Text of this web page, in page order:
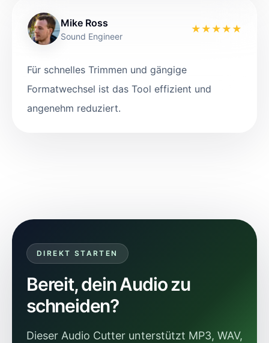
Mike Ross
Sound Engineer
★ ★ ★ ★ ★
Für schnelles Trimmen und gängige
Formatwechsel ist das Tool effizient und
angenehm reduziert.
DIREKT STARTEN
Bereit, dein Audio zu
schneiden?
Dieser Audio Cutter unterstützt MP3, WAV,